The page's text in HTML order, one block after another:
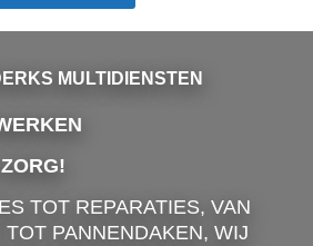
MULTIDIENSTEN
TOT REPARATIES, VAN
PANNENDAKEN, WIJ